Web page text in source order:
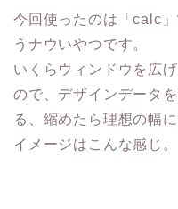
今回使ったのは「calc
うナウいやつです。
いくらウィンドウを広
ので、デザインデータ
る、縮めたら理想の幅
イメージはこんな感じ。